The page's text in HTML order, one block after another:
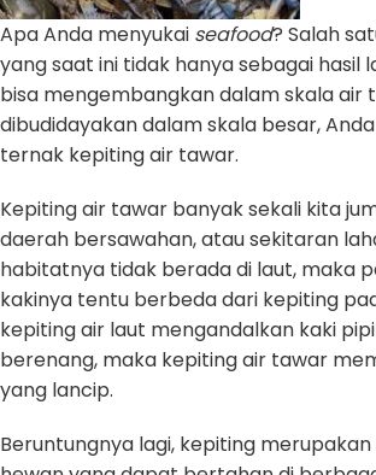
Apa Anda menyukai seafood? Salah
yang saat ini tidak hanya sebagai hasil
bisa mengembangkan dalam skala air
dibudidayakan dalam skala besar,
ternak kepiting air tawar.
Kepiting air tawar banyak sekali kita
daerah bersawahan, atau sekitaran
habitatnya tidak berada di laut, maka
kakinya tentu berbeda dari kepiting
kepiting air laut mengandalkan kaki
berenang, maka kepiting air tawar
yang lancip.
Beruntungnya lagi, kepiting